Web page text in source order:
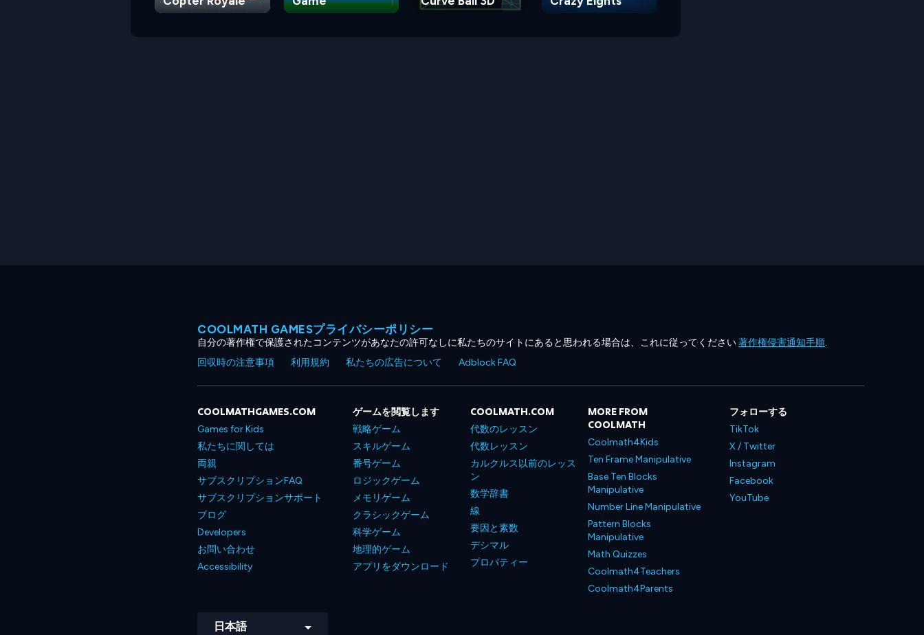
COOLMATH GAMESプライバシーポリシー
自分の著作権で保護されたコンテンツがあなたの許可なしに私たちのサイトにあると思われる場合は、これに従ってください著作権侵害通知手順.
回収時の注意事項
利用規約 私たちの広告について Adblock FAQ
COOLMATHGAMES.COM
Games for Kids
私たちに関しては
両親
サブスクリプションFAQ
サブスクリプションサポート
ブログ
Developers
お問い合わせ
Accessibility
ゲームを閲覧します
戦略ゲーム
スキルゲーム
番号ゲーム
ロジックゲーム
メモリゲーム
クラシックゲーム
科学ゲーム
地理的ゲーム
アプリをダウンロード
COOLMATH.COM
代数のレッスン
代数レッスン
カルクルス以前のレッス
ン
数学辞書
線
要因と素数
デシマル
プロパティー
MORE FROM
COOLMATH
Coolmath4Kids
Ten Frame Manipulative
Base Ten Blocks
Manipulative
Number Line Manipulative
Pattern Blocks
Manipulative
Math Quizzes
Coolmath4Teachers
Coolmath4Parents
フォローする
TikTok
X / Twitter
Instagram
Facebook
YouTube
日本語